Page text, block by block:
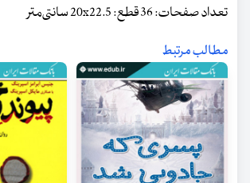
تعداد صفحات: 36 قطع: 20x22.5 سانتی‌متر
مطالب مرتبط